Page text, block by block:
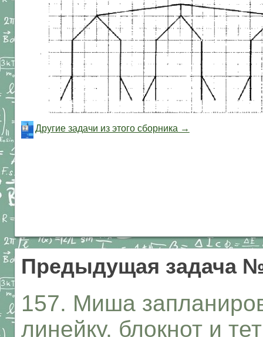
Другие задачи из этого сборника →
Предыдущая задача
157. Миша
линейку, блокнот и